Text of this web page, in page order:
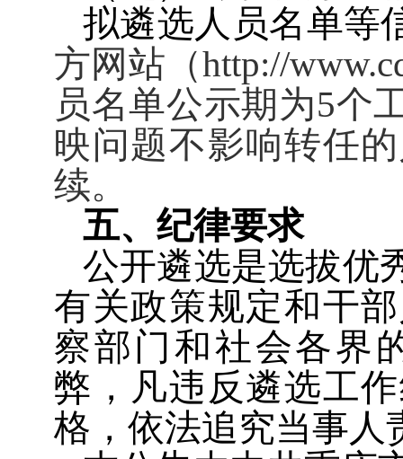
拟遴选人员名单等
方网站（http://
员名单公示期为5个
映问题不影响转任
续。
五、纪律要求
公开遴选是选拔优
有关政策规定和干
察部门和社会各界
弊，凡违反遴选工
格，依法追究当事人